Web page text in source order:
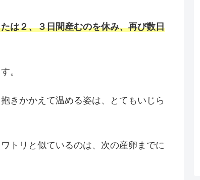
は２、３日間産むのを休み、再び数日
。
きかかえて温める姿は、とてもいじら
トリと似ているのは、次の産卵までに